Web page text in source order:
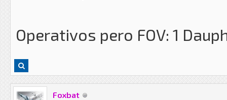
Operativos pero FOV: 1
Foxbat